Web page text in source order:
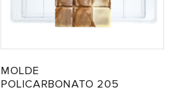
MOLDE
POLICARBONATO 205